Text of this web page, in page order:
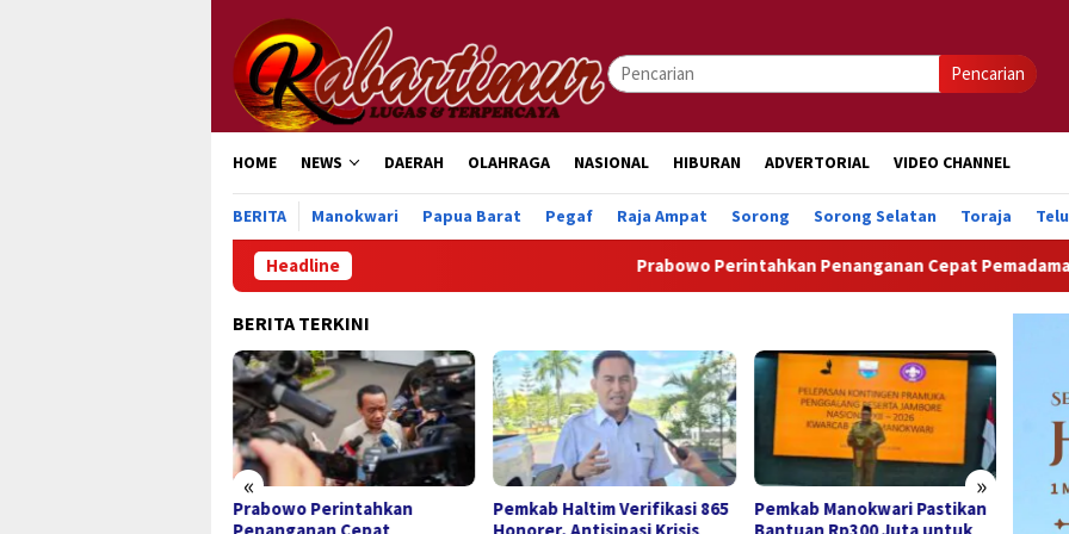
konten
Pencarian
HOME NEWS DAERAH OLAHRAGA NASIONAL HIBURAN ADVERTORIAL VIDEO CHANNEL
BERITA Manokwari Papua Barat Pegaf Raja Ampat Sorong Sorong Selatan Toraja
Headline Prabowo Perintahkan Penanganan Cepat Pemadaman Listrik,
BERITA TERKINI
« »
Pemkab Haltim Verifikasi 865
Pemkab Manokwari Pastikan
Wabup Manokwari Lepas
Kontingen Jamnas XII,
Peserta Diminta Jadi Duta
Daerah dan Jaga Nama Baik
Papua Barat